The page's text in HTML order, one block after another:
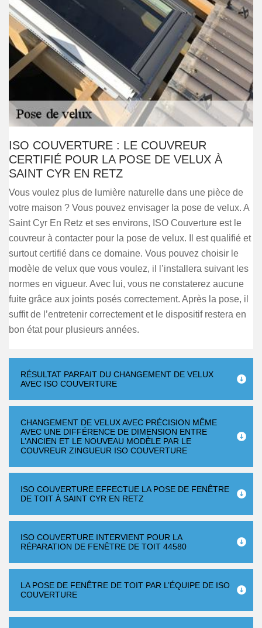
ISO COUVERTURE : LE COUVREUR
CERTIFIÉ POUR LA POSE DE VELUX À
SAINT CYR EN RETZ
Vous voulez plus de lumière naturelle dans une pièce de
votre maison ? Vous pouvez envisager la pose de velux. A
Saint Cyr En Retz et ses environs, ISO Couverture est le
couvreur à contacter pour la pose de velux. Il est qualifié et
surtout certifié dans ce domaine. Vous pouvez choisir le
modèle de velux que vous voulez, il l’installera suivant les
normes en vigueur. Avec lui, vous ne constaterez aucune
fuite grâce aux joints posés correctement. Après la pose, il
suffit de l’entretenir correctement et le dispositif restera en
bon état pour plusieurs années.
RÉSULTAT PARFAIT DU CHANGEMENT DE VELUX
AVEC ISO COUVERTURE
CHANGEMENT DE VELUX AVEC PRÉCISION MÊME
AVEC UNE DIFFÉRENCE DE DIMENSION ENTRE
L’ANCIEN ET LE NOUVEAU MODÈLE PAR LE
COUVREUR ZINGUEUR ISO COUVERTURE
ISO COUVERTURE EFFECTUE LA POSE DE FENÊTRE
DE TOIT À SAINT CYR EN RETZ
ISO COUVERTURE INTERVIENT POUR LA
RÉPARATION DE FENÊTRE DE TOIT 44580
LA POSE DE FENÊTRE DE TOIT PAR L’ÉQUIPE DE ISO
COUVERTURE